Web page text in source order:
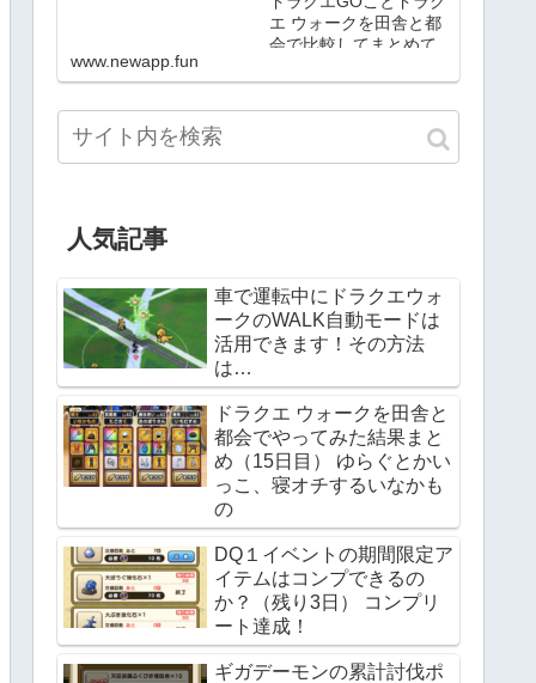
エ ウォークを田舎と都
会で比較してまとめて
こころや武器、土産の
情報、自宅でのモンス
ターの倒し方なども載
www.newapp.fun
人気記事
車で運転中にドラクエウォ
ークのWALK自動モードは
活用できます！その方法
は…
ドラクエ ウォークを田舎と
都会でやってみた結果まと
め（15日目） ゆらぐとかい
っこ、寝オチするいなかも
の
DQ１イベントの期間限定ア
イテムはコンプできるの
か？（残り3日） コンプリ
ート達成！
ギガデーモンの累計討伐ポ